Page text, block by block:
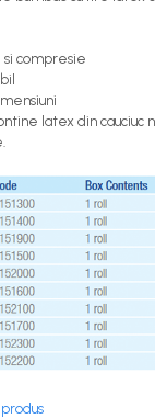
compresie
latex din cauciuc